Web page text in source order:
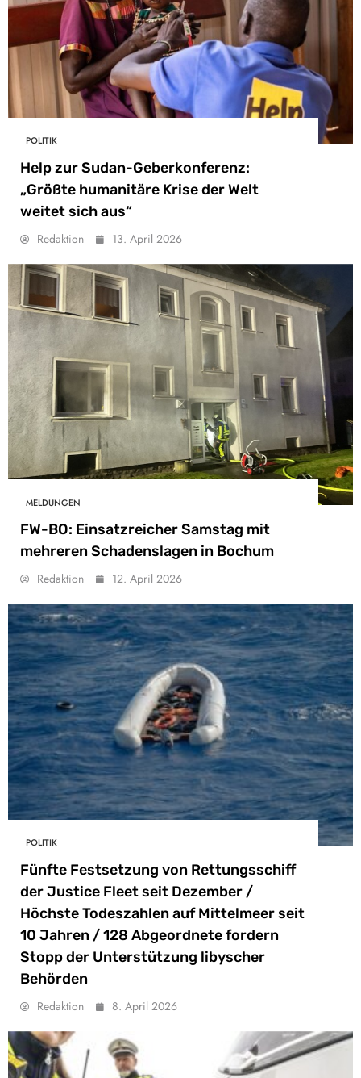
POLITIK
Help zur Sudan-Geberkonferenz:
„Größte humanitäre Krise der Welt
weitet sich aus“
Redaktion 13. April 2026
MELDUNGEN
FW-BO: Einsatzreicher Samstag mit
mehreren Schadenslagen in Bochum
Redaktion 12. April 2026
POLITIK
Fünfte Festsetzung von Rettungsschiff
der Justice Fleet seit Dezember /
Höchste Todeszahlen auf Mittelmeer seit
10 Jahren / 128 Abgeordnete fordern
Stopp der Unterstützung libyscher
Behörden
Redaktion 8. April 2026